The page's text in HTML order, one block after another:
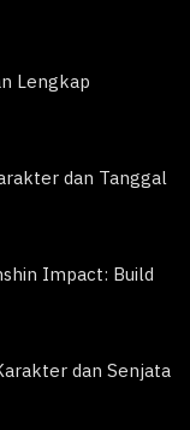
Lengkap
dan Tanggal
Impact: Build
dan Senjata